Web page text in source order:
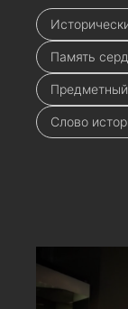
Память
Слово